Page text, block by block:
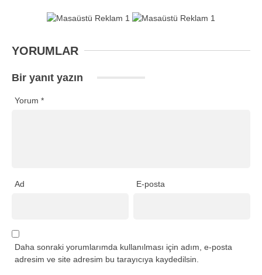
YORUMLAR
Bir yanıt yazın
Yorum *
Ad E-posta
Daha sonraki yorumlarımda kullanılması için adım, e-posta
adresim ve site adresim bu tarayıcıya kaydedilsin.